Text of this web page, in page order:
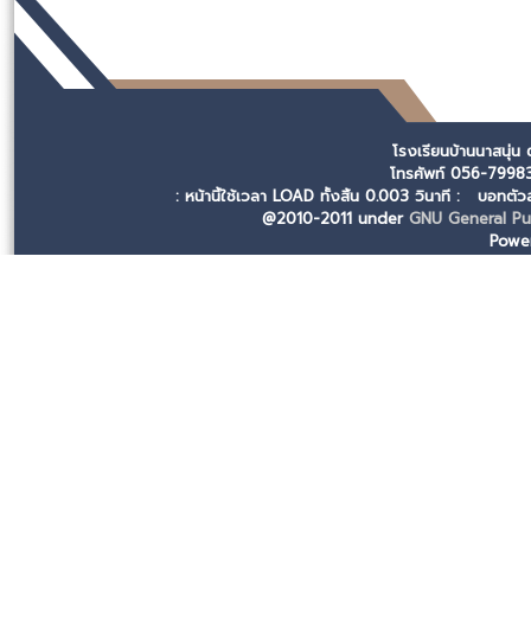
โรงเรียนบ้านนาสนุ่
โทรศัพท์ 056-
: หน้านี้ใช้เวลา LOAD ทั้งสิ้น 0.003 วินาที : บอทตัว
@2010-2011 under GNU General